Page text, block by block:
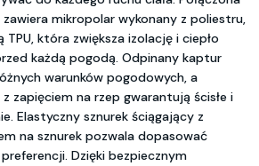
mikropolar wykonany z poliestru,
TPU, która zwiększa izolację i ciepło
każdą pogodą. Odpinany kaptur
warunków pogodowych, a
zapięciem na rzep gwarantują ścisłe i
Elastyczny sznurek ściągający z
na sznurek pozwala dopasować
Dzięki bezpiecznym